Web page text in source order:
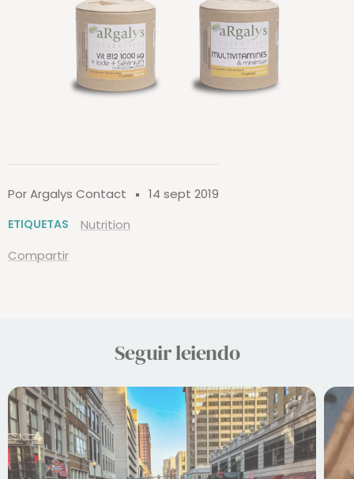
Por Argalys Contact 14 sept 2019
Compartir
Seguir leiendo